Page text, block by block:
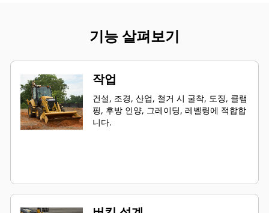
기능 살펴보기
작업
건설, 조경, 산업, 철거 시 굴착, 도징, 클램
핑, 후방 인양, 그레이딩, 레벨링에 적합합
니다.